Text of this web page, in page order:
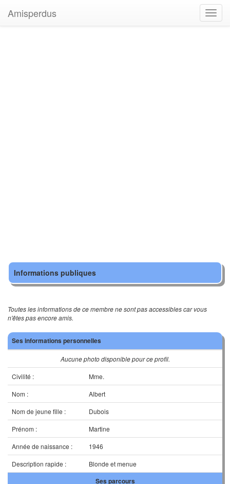
Amisperdus
Informations publiques
Toutes les informations de ce membre ne sont pas accessibles car vous
n'êtes pas encore amis.
Ses informations personnelles
Aucune photo disponible pour ce profil.
Civilité :
Mme.
Nom :
Albert
Nom de jeune fille :
Dubois
Prénom :
Martine
Année de naissance :
1946
Description rapide :
Blonde et menue
Ses parcours